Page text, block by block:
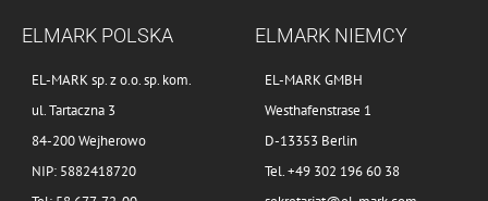
ELMARK POLSKA
EL-MARK sp. z o.o. sp. kom.
ul. Tartaczna 3
84-200 Wejherowo
NIP: 5882418720
ELMARK NIEMCY
EL-MARK GMBH
Westhafenstrase 1
D-13353 Berlin
Tel. +49 302 196 60 38